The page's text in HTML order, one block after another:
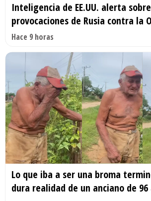
Inteligencia de EE.UU. alerta
provocaciones de Rusia contra la
Hace 9 horas
Lo que iba a ser una broma
dura realidad de un anciano de 96